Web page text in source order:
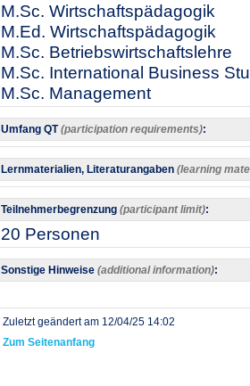
M.Sc. Wirtschaftspädagogik
M.Ed. Wirtschaftspädagogik
M.Sc. Betriebswirtschaftslehre
M.Sc. International Business
M.Sc. Management
Umfang QT(participation requirements):
Lernmaterialien, Literaturangaben (learning
Teilnehmerbegrenzung (participant limit):
20 Personen
Sonstige Hinweise (additional information):
Zuletzt geändert am 12/04/25 14:02
Zum Seitenanfang